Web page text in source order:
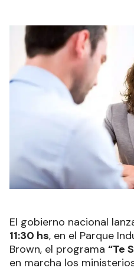
El gobierno nacional
11:30 hs, en el Parque
Brown, el programa “Te
en marcha los